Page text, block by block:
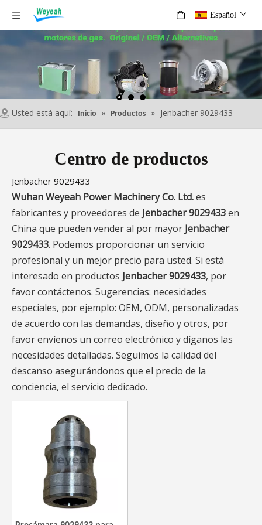
Español
Usted está aquí: Inicio » Productos » Jenbacher 9029433
Centro de productos
Jenbacher 9029433
Wuhan Weyeah Power Machinery Co. Ltd.es
fabricantes y proveedores de Jenbacher 9029433en
China que pueden vender al por mayor Jenbacher
9029433. Podemos proporcionar un servicio
profesional y un mejor precio para usted. Si está
interesado en productos Jenbacher 9029433, por
favor contáctenos. Sugerencias: necesidades
especiales, por ejemplo: OEM, ODM, personalizadas
de acuerdo con las demandas, diseño y otros, por
favor envíenos un correo electrónico y díganos las
necesidades detalladas. Seguimos la calidad del
descanso asegurándonos que el precio de la
conciencia, el servicio dedicado.